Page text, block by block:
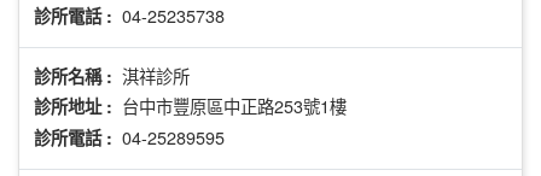
診所電話 : 04-25235738
診所名稱 : 淇祥診所
診所地址 : 台中市豐原區中正路253號1樓
診所電話 : 04-25289595